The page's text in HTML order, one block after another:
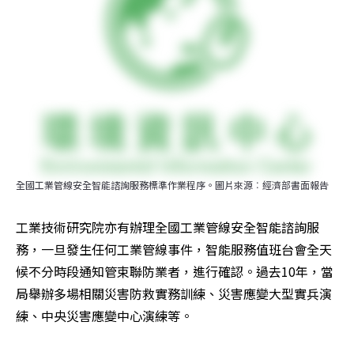
全國工業管線安全智能諮詢服務標準作業程序。圖片來源︰經濟部書面報告
工業技術研究院亦有辦理全國工業管線安全智能諮詢服
務，一旦發生任何工業管線事件，智能服務值班台會全天
候不分時段通知管束聯防業者，進行確認。過去10年，當
局舉辦多場相關災害防救實務訓練、災害應變大型實兵演
練、中央災害應變中心演練等。